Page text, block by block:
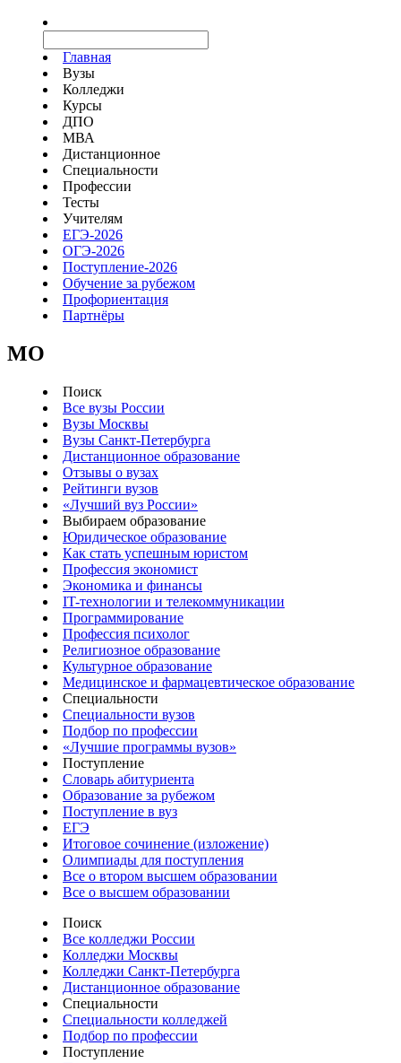
Главная
Вузы
Колледжи
Курсы
ДПО
МВА
Дистанционное
Специальности
Профессии
Тесты
Учителям
ЕГЭ-2026
ОГЭ-2026
Поступление-2026
Обучение за рубежом
Профориентация
Партнёры
MO
Поиск
Все вузы России
Вузы Москвы
Вузы Санкт-Петербурга
Дистанционное образование
Отзывы о вузах
Рейтинги вузов
«Лучший вуз России»
Выбираем образование
Юридическое образование
Как стать успешным юристом
Профессия экономист
Экономика и финансы
IT-технологии и телекоммуникации
Программирование
Профессия психолог
Религиозное образование
Культурное образование
Медицинское и фармацевтическое образование
Специальности
Специальности вузов
Подбор по профессии
«Лучшие программы вузов»
Поступление
Словарь абитуриента
Образование за рубежом
Поступление в вуз
ЕГЭ
Итоговое сочинение (изложение)
Олимпиады для поступления
Все о втором высшем образовании
Все о высшем образовании
Поиск
Все колледжи России
Колледжи Москвы
Колледжи Санкт-Петербурга
Дистанционное образование
Специальности
Специальности колледжей
Подбор по профессии
Поступление